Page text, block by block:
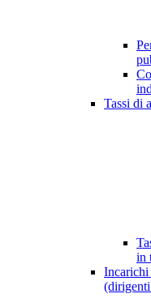
Tassi di
in
Incarichi